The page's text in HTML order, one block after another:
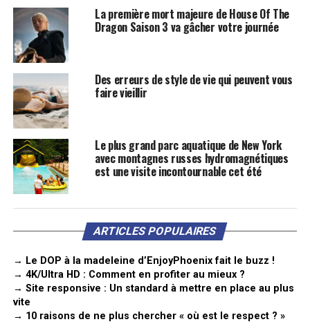
La première mort majeure de House Of The
Dragon Saison 3 va gâcher votre journée
Des erreurs de style de vie qui peuvent vous
faire vieillir
Le plus grand parc aquatique de New York
avec montagnes russes hydromagnétiques
est une visite incontournable cet été
ARTICLES POPULAIRES
→ Le DOP à la madeleine d’EnjoyPhoenix fait le buzz !
→ 4K/Ultra HD : Comment en profiter au mieux ?
→ Site responsive : Un standard à mettre en place au plus
vite
→ 10 raisons de ne plus chercher « où est le respect ? »